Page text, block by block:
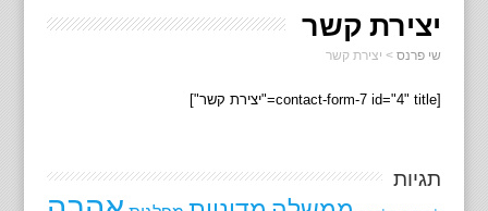
יצירת קשר
שי פרנס> יצירת קשר
[contact-form-7 id="4" title="יצירת קשר"]
תגיות